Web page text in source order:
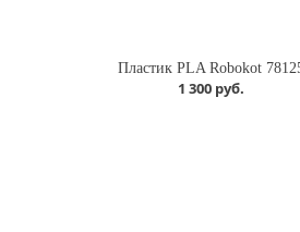
Пластик PLA Robokot
1 300 руб.